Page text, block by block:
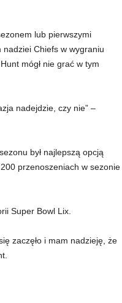
lub pierwszymi
Chiefs w wygraniu
mógł nie grać w tym
nadejdzie, czy nie” –
był najlepszą opcją
przenoszeniach w sezonie
Super Bowl Lix.
zaczęło i mam nadzieję, że